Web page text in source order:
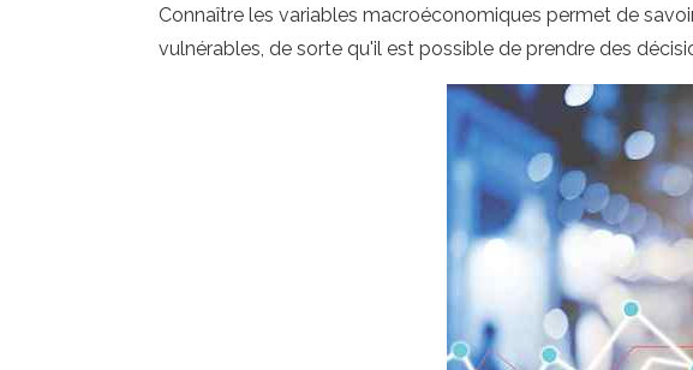
Connaître les variables macroéconomiques permet de
vulnérables, de sorte qu'il est possible de prendre des